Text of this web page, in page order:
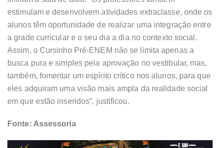
estimulam e desenvolvem atividades extraclasse, onde os
alunos têm oportunidade de realizar uma integração entre
a grade curricular e o seu dia a dia no contexto social.
Assim, o Cursinho Pré-ENEM não se limita apenas a
busca pura e simples pela aprovação no vestibular, mas,
também, fomentar um espírito crítico nos alunos, para que
eles adquiram uma visão mais ampla da realidade social
em que estão inseridos”, justificou.
Fonte: Assessoria